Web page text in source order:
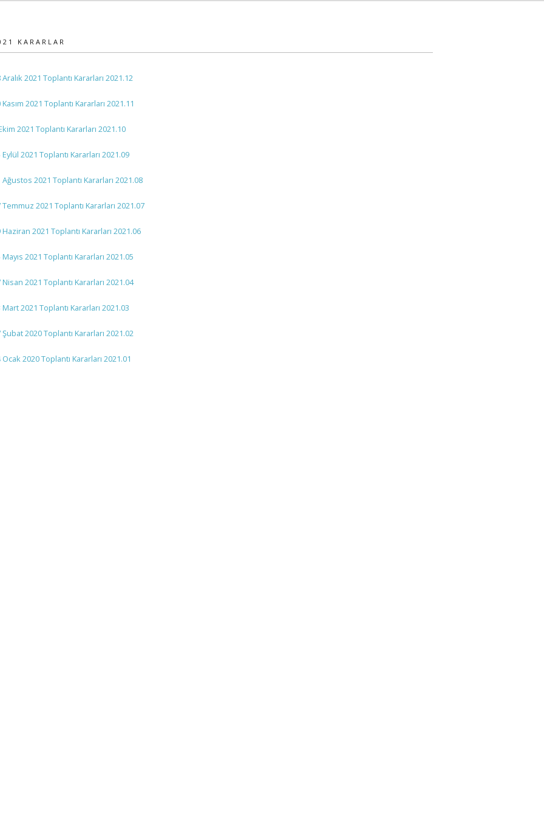
KARARLAR
Aralık 2021 Toplantı Kararları 2021.12
Kasım 2021 Toplantı Kararları 2021.11
2021 Toplantı Kararları 2021.10
Eylül 2021 Toplantı Kararları 2021.09
Ağustos 2021 Toplantı Kararları 2021.08
Temmuz 2021 Toplantı Kararları 2021.07
Haziran 2021 Toplantı Kararları 2021.06
Mayıs 2021 Toplantı Kararları 2021.05
Nisan 2021 Toplantı Kararları 2021.04
Mart 2021 Toplantı Kararları 2021.03
Şubat 2020 Toplantı Kararları 2021.02
Ocak 2020 Toplantı Kararları 2021.01